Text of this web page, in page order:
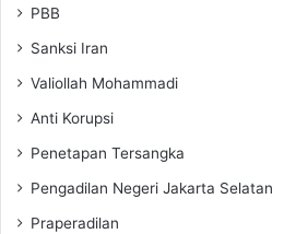
PBB
Sanksi Iran
Valiollah Mohammadi
Anti Korupsi
Penetapan Tersangka
Pengadilan Negeri Jakarta Selatan
Praperadilan